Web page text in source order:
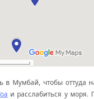
в Мумбай, чтобы оттуда
и расслабиться у моря.